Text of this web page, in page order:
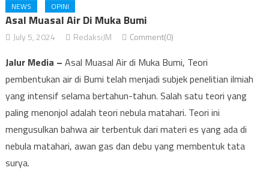
NEWS OPINI
Asal Muasal Air Di Muka Bumi
July 5, 2024 RedaksiJM Comment(0)
Jalur Media – Asal Muasal Air di Muka Bumi, Teori
pembentukan air di Bumi telah menjadi subjek penelitian ilmiah
yang intensif selama bertahun-tahun. Salah satu teori yang
paling menonjol adalah teori nebula matahari. Teori ini
mengusulkan bahwa air terbentuk dari materi es yang ada di
nebula matahari, awan gas dan debu yang membentuk tata
surya.